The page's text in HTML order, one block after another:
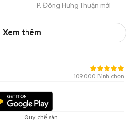
P. Đông Hưng Thuận mới
Xem thêm
109.000 Bình chọn
Quy chế sàn